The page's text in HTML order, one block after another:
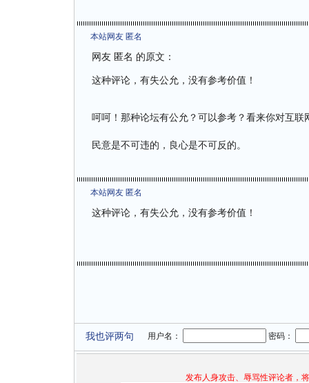
本站网友 匿名
网友 匿名 的原文：
这种评论，有失公允，没有参考价值！
呵呵！那种论坛有公允？可以参考？看来你对互联
民意是不可违的，良心是不可反的。
本站网友 匿名
这种评论，有失公允，没有参考价值！
我也评两句 用户名： 密码：
发布人身攻击、辱骂性评论者，